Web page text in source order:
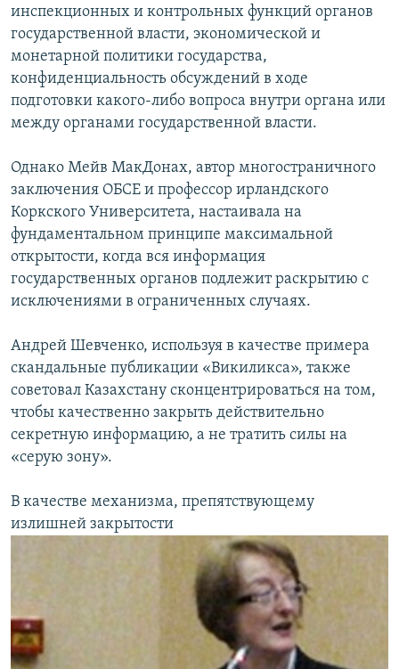
инспекционных и контрольных функций органов
государственной власти, экономической и
монетарной политики государства,
конфиденциальность обсуждений в ходе
подготовки какого-либо вопроса внутри органа или
между органами государственной власти.
Однако Мейв МакДонах, автор многостраничного
заключения ОБСЕ и профессор ирландского
Коркского Университета, настаивала на
фундаментальном принципе максимальной
открытости, когда вся информация
государственных органов подлежит раскрытию с
исключениями в ограниченных случаях.
Андрей Шевченко, используя в качестве примера
скандальные публикации «Викиликса», также
советовал Казахстану сконцентрироваться на том,
чтобы качественно закрыть действительно
секретную информацию, а не тратить силы на
«серую зону».
В качестве механизма, препятствующему
излишней закрытости